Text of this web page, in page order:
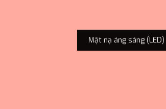
Mặt nạ áng sáng (LED)